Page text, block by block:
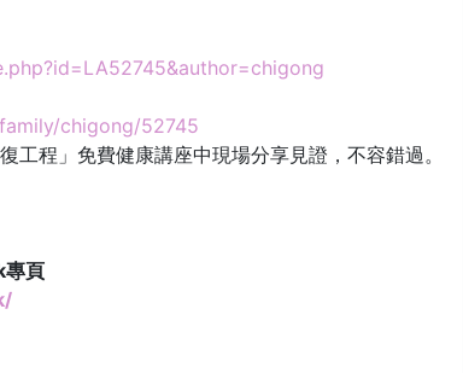
chigong/52745
程」免費健康講座中現場分享見證，不容錯過。
專頁